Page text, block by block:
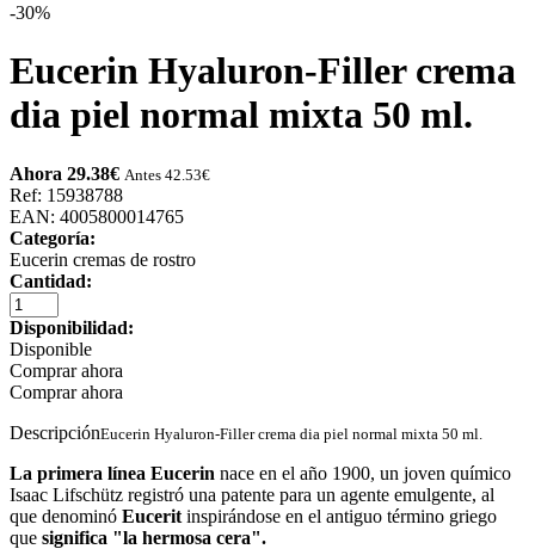
-30%
Eucerin Hyaluron-Filler crema
dia piel normal mixta 50 ml.
Ahora 29.38€ Antes 42.53€
Ref: 15938788
EAN: 4005800014765
Categoría:
Eucerin cremas de rostro
Cantidad:
Disponibilidad:
Disponible
Comprar ahora
Comprar ahora
DescripciónEucerin Hyaluron-Filler crema dia piel normal mixta 50 ml.
La primera línea Eucerin nace en el año 1900, un joven químico
Isaac Lifschütz registró una patente para un agente emulgente, al
que denominó Eucerit inspirándose en el antiguo término griego
que significa "la hermosa cera".